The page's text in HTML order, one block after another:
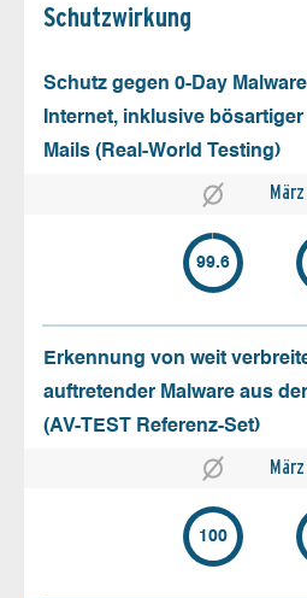
Schutz­wirkung
Schutz gegen 0-Day
Internet, inklusive
Mails (Real-World Testing)
März
99.6
Erkennung von weit
auftretender Malware aus
(AV-TEST Referenz-Set)
März
100